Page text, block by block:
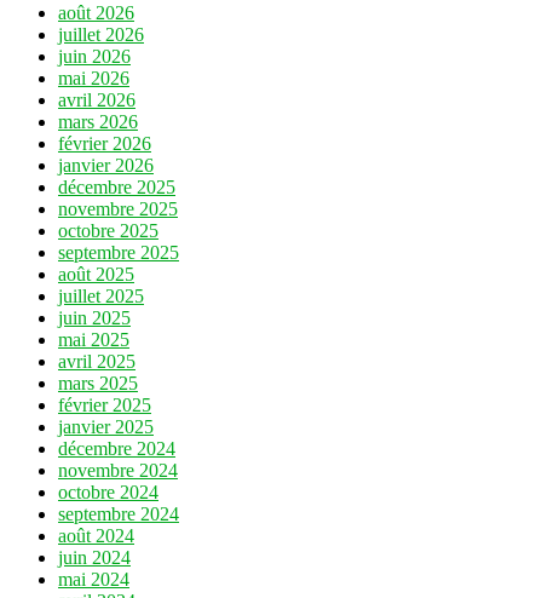
août 2026
juillet 2026
juin 2026
mai 2026
avril 2026
mars 2026
février 2026
janvier 2026
décembre 2025
novembre 2025
octobre 2025
septembre 2025
août 2025
juillet 2025
juin 2025
mai 2025
avril 2025
mars 2025
février 2025
janvier 2025
décembre 2024
novembre 2024
octobre 2024
septembre 2024
août 2024
juin 2024
mai 2024